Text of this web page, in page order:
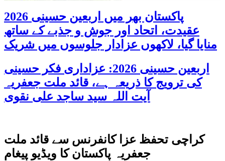
پاکستان بھر میں اربعین حسینی 2026
عقیدت، اتحاد اور جوش و جذبے کے ساتھ
منایا گیا، لاکھوں عزادار جلوسوں میں شریک
اربعین حسینی 2026: عزاداری فکر حسینی
کی ترویج کا ذریعہ ہے، قائد ملت جعفریہ
آیت اللہ سید ساجد علی نقوی
کراچی تحفظ عزا کانفرنس سے قائد ملت
جعفریہ پاکستان کا ویڈیو پیغام